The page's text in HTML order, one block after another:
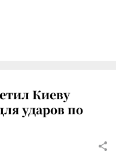
Киеву
ударов по